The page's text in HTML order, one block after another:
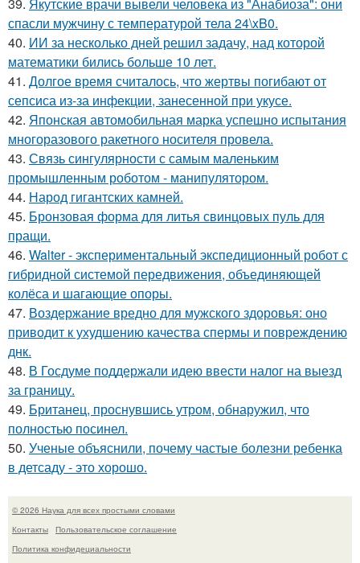
спасли мужчину с температурой тела 24\xB0.
40. ИИ за несколько дней решил задачу, над которой
математики бились больше 10 лет.
41. Долгое время считалось, что жертвы погибают от
сепсиса из-за инфекции, занесенной при укусе.
42. Японская автомобильная марка успешно испытания
многоразового ракетного носителя провела.
43. Связь сингулярности с самым маленьким
промышленным роботом - манипулятором.
44. Народ гигантских камней.
45. Бронзовая форма для литья свинцовых пуль для
пращи.
46. Walter - экспериментальный экспедиционный робот с
гибридной системой передвижения, объединяющей
колёса и шагающие опоры.
47. Воздержание вредно для мужского здоровья: оно
приводит к ухудшению качества спермы и повреждению
днк.
48. В Госдуме поддержали идею ввести налог на выезд
за границу.
49. Британец, проснувшись утром, обнаружил, что
полностью посинел.
50. Ученые объяснили, почему частые болезни ребенка
в детсаду - это хорошо.
© 2026 Наука для всех простыми словами
Контакты
Пользовательское соглашение
Политика конфидециальности